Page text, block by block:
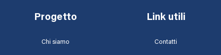
Progetto Link utili
Chi siamo Contatti